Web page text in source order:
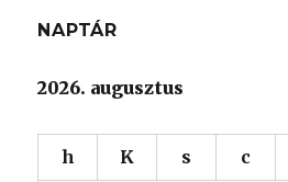
NAPTÁR
2026. augusztus
h K s c